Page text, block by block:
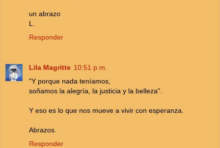
un abrazo
L.
Responder
Lila Magritte 10:51 p.m.
"Y porque nada teníamos,
soñamos la alegría, la justicia y la belleza".
Y eso es lo que nos mueve a vivir con esperanza.
Abrazos.
Responder